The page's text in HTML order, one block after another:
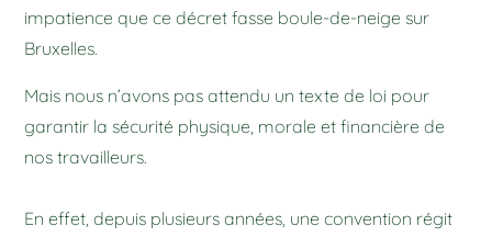
impatience que ce décret fasse boule-de-neige sur
Bruxelles.
Mais nous n’avons pas attendu un texte de loi pour
garantir la sécurité physique, morale et financière de
nos travailleurs.
En effet, depuis plusieurs années, une convention régit